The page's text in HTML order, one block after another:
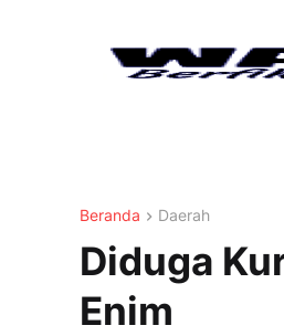
Beranda Daerah
Diduga
Enim